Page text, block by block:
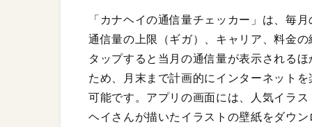
「カナヘイの通信量チェッカー」は、毎
通信量の上限（ギガ）、キャリア、料金
タップすると当月の通信量が表示され
ため、月末まで計画的にインターネット
可能です。アプリの画面には、人気イラ
ヘイさんが描いたイラストの壁紙をダウ